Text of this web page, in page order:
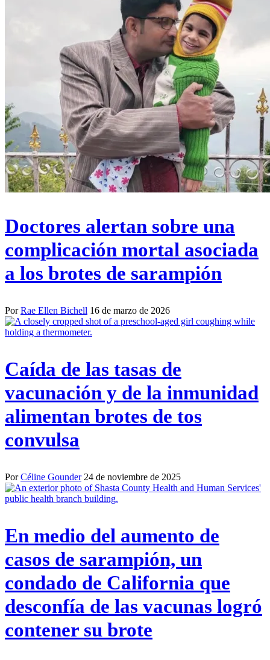
Doctores alertan sobre una
complicación mortal asociada
a los brotes de sarampión
PorRae Ellen Bichell 16 de marzo de 2026
Caída de las tasas de
vacunación y de la inmunidad
alimentan brotes de tos
convulsa
PorCéline Gounder 24 de noviembre de 2025
En medio del aumento de
casos de sarampión, un
condado de California que
desconfía de las vacunas logró
contener su brote